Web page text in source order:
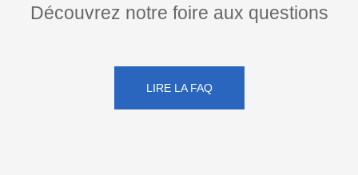
Découvrez notre foire aux questions
LIRE LA FAQ